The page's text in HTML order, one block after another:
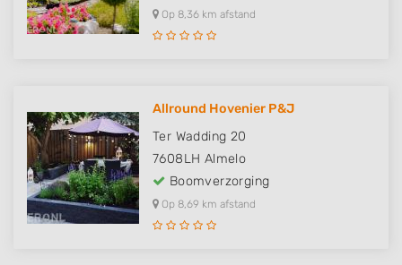
Op 8,36 km afstand
Allround Hovenier P&J
Ter Wadding 20
7608LH Almelo
Boomverzorging
Op 8,69 km afstand